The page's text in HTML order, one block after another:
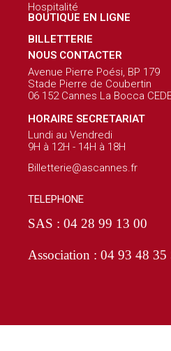
Hospitalité
BOUTIQUE EN LIGNE
BILLETTERIE
NOUS CONTACTER
Avenue Pierre Poési, BP 179
Stade Pierre de Coubertin
06 152 Cannes La Bocca
HORAIRE SECRETARIAT
Lundi au Vendredi
9H à 12H - 14H à 18H
Billetterie@ascannes.fr
TELEPHONE
SAS : 04 28 99 13 00
Association : 04 93 48 35